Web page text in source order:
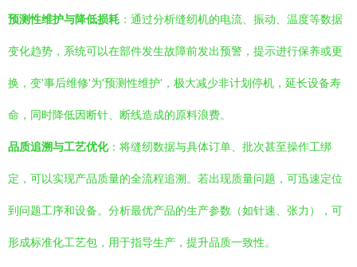
预测性维护与降低损耗 ：通过分析缝纫机的电流、振动、温度等数据
变化趋势，系统可以在部件发生故障前发出预警，提示进行保养或更
换，变'事后维修'为'预测性维护'，极大减少非计划停机，延长设备寿
命，同时降低因断针、断线造成的原料浪费。
品质追溯与工艺优化：将缝纫数据与具体订单、批次甚至操作工绑
定，可以实现产品质量的全流程追溯。若出现质量问题，可迅速定位
到问题工序和设备。分析最优产品的生产参数（如针速、张力），可
形成标准化工艺包，用于指导生产，提升品质一致性。